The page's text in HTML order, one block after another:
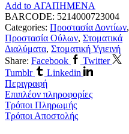
Add to ΑΓΑΠΗΜΕΝΑ
BARCODE: 5214000723004
Categories: Προστασία Δοντίων,
Προστασία Ούλων, Στοματικά
Διαλύματα, Στοματική Υγιεινή
Share: Facebook
Twitter
Tumblr
Linkedin
Περιγραφή
Επιπλέον πληροφορίες
Τρόποι Πληρωμής
Τρόποι Αποστολής